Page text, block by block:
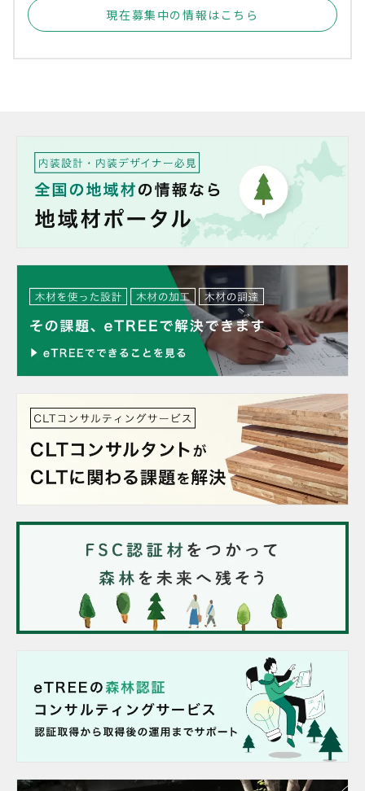
現在募集中の情報はこちら